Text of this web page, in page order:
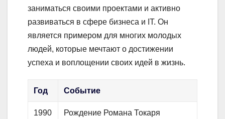
заниматься своими проектами и активно
развиваться в сфере бизнеса и IT. Он
является примером для многих молодых
людей, которые мечтают о достижении
успеха и воплощении своих идей в жизнь.
Год Событие
1990 Рождение Романа Токаря